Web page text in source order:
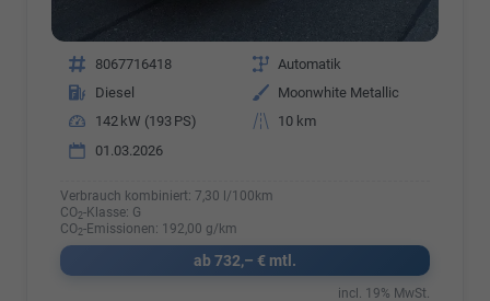
Fahrzeugnr. 8067716418 Getriebe Automatik
Kraftstoff
Diesel Außenfarbe
Moonwhite Metallic
Leistung
142 kW (193 PS) Kilometerstand
10 km
01.03.2026
Verbrauch kombiniert:7,30 l/100km
CO2-Klasse: G
CO2-Emissionen: 192,00 g/km
ab 732,– € mtl.
incl. 19% MwSt.